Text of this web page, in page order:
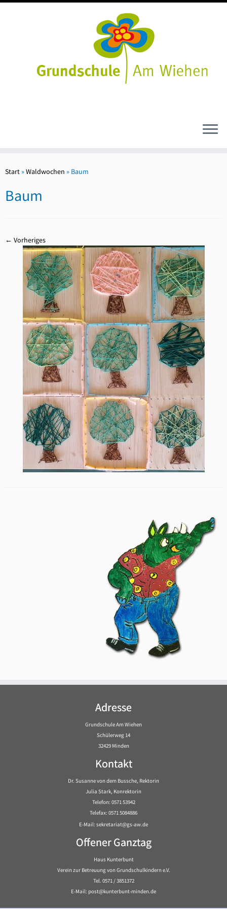
Inhalt
Start »Waldwochen » Baum
Baum
← Vorheriges
Adresse
Grundschule Am Wiehen
Schülerweg 14
32429 Minden
Kontakt
Dr. Susanne von dem Bussche, Rektorin
Julia Stark, Konrektorin
Telefon: 0571 53942
Telefax: 0571 5084886
E-Mail: sekretariat@gs-aw.de
Offener Ganztag
Haus Kunterbunt
Verein zur Betreuung von Grundschulkindern e.V.
Tel. 0571 / 3851372
E-Mail: post@kunterbunt-minden.de